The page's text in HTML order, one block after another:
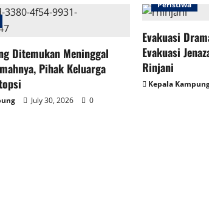
Ditemukan Meninggal
Pihak Keluarga
July 30, 2026 0
Peristiwa
Evakuasi
Evakuasi
Rinjani
Kepala